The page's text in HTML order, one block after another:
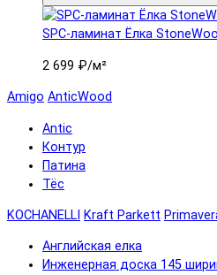
SPC-ламинат Ëлка
2 699 ₽/м²
Amigo AnticWood
Antic
Контур
Патина
Тёс
KOCHANELLI Kraft Parkett
Английская елка
Инженерная доска 145